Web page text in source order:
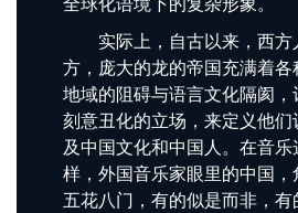
实际上，自古以来，西
方，庞大的龙的帝国充满着各
地域的阻碍与语言文化隔阂，
刻意丑化的立场，来定义他们
及中国文化和中国人。在音
样，外国音乐家眼里的中国
五花八门，有的似是而非，